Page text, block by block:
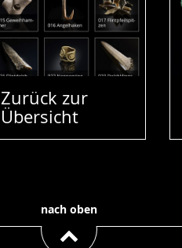
Zurück zur
Übersicht
nach oben